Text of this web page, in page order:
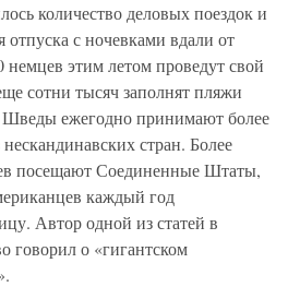
количество деловых поездок и
с ночевками вдали от
этим летом проведут свой
сотни тысяч заполнят пляжи
ежегодно принимают более
стран. Более
посещают Соединенные Штаты,
каждый год
Автор одной из статей в
говорил о «гигантском